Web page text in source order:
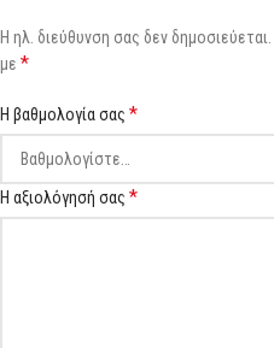
Η ηλ. διεύθυνση σας δεν δημοσιεύεται.
με *
Η βαθμολογία σας *
Η αξιολόγησή σας *